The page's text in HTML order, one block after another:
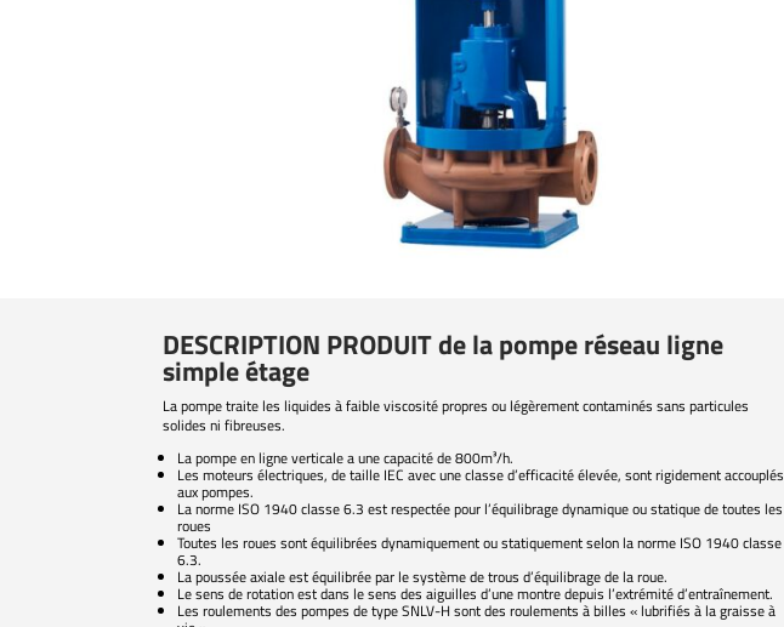
DESCRIPTION PRODUIT de la pompe réseau ligne
simple étage
La pompe traite les liquides à faible viscosité propres ou légèrement contaminés sans particules
solides ni fibreuses.
La pompe en ligne verticale a une capacité de 800m³/h.
Les moteurs électriques, de taille IEC avec une classe d’efficacité élevée, sont rigidement accouplés
aux pompes.
La norme ISO 1940 classe 6.3 est respectée pour l’équilibrage dynamique ou statique de toutes les
roues
Toutes les roues sont équilibrées dynamiquement ou statiquement selon la norme ISO 1940 classe
6.3.
La poussée axiale est équilibrée par le système de trous d’équilibrage de la roue.
Le sens de rotation est dans le sens des aiguilles d’une montre depuis l’extrémité d’entraînement.
Les roulements des pompes de type SNLV-H sont des roulements à billes « lubrifiés à la graisse à